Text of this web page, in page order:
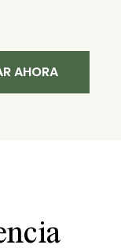
AHORA